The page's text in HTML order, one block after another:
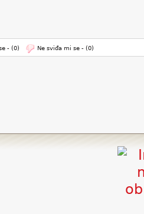
- (0) Ne sviđa mi se - (0)